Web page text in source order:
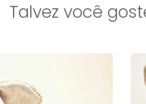
Talvez você